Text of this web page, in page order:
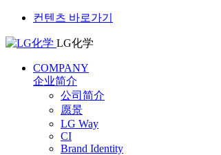
컨텐츠 바로가기
LG化学
COMPANY
企业简介
公司简介
愿景
LG Way
CI
Brand Identity